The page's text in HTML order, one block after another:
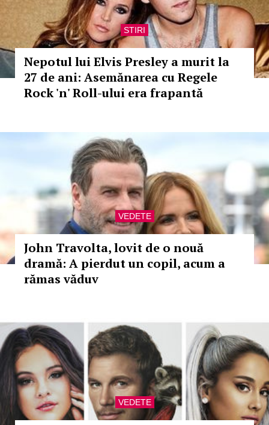
STIRI
Nepotul lui Elvis Presley a murit la
27 de ani: Asemănarea cu Regele
Rock 'n' Roll-ului era frapantă
VEDETE
John Travolta, lovit de o nouă
dramă: A pierdut un copil, acum a
rămas văduv
VEDETE